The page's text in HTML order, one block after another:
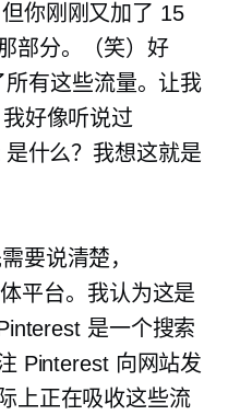
你刚刚又加了 15
部分。（笑）好
有这些流量。让我
好像听说过
什么？我想这就是
要说清楚，
平台。我认为这是
是一个搜索
Pinterest 向网站发
上正在吸收这些流